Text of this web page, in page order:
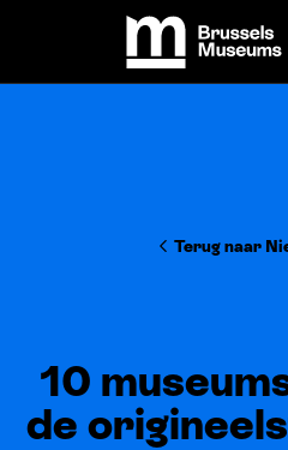
Brussels Museums
Terug naar
10
de
Cookies beheer paneel